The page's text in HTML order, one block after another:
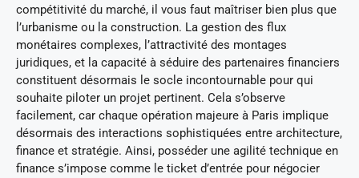
compétitivité du marché, il vous faut maîtriser bien plus que
l’urbanisme ou la construction. La gestion des flux
monétaires complexes, l’attractivité des montages
juridiques, et la capacité à séduire des partenaires financiers
constituent désormais le socle incontournable pour qui
souhaite piloter un projet pertinent. Cela s’observe
facilement, car chaque opération majeure à Paris implique
désormais des interactions sophistiquées entre architecture,
finance et stratégie. Ainsi, posséder une agilité technique en
finance s’impose comme le ticket d’entrée pour négocier